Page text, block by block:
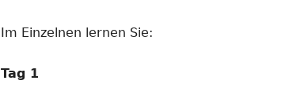
Im Einzelnen lernen Sie:
Tag 1